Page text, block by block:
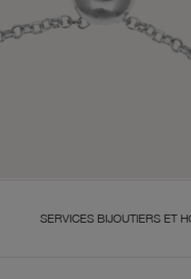
BIJOUTIERS ET HORLOGERS